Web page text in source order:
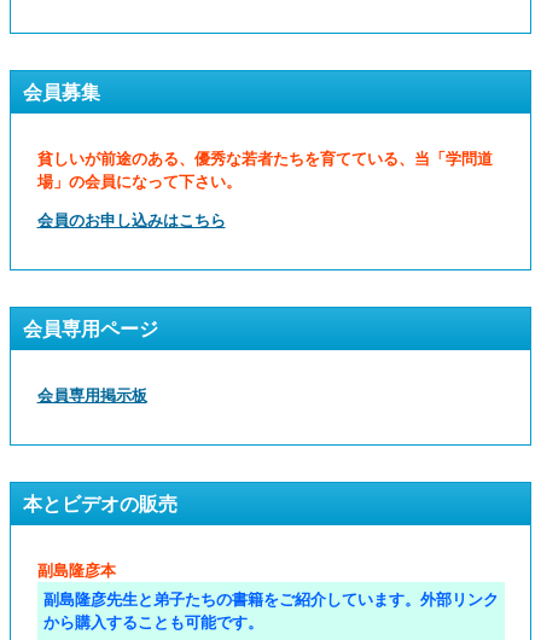
会員募集
貧しいが前途のある、優秀な若者たちを育てている、当「学問道
場」の会員になって下さい。
会員のお申し込みはこちら
会員専用ページ
会員専用掲示板
本とビデオの販売
副島隆彦本
副島隆彦先生と弟子たちの書籍をご紹介しています。外部リンク
から購入することも可能です。